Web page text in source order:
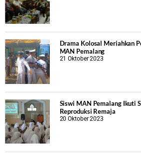
Drama Kolosal Meriahkan
MAN Pemalang
21 Oktober 2023
Siswi MAN Pemalang Ikuti
Reproduksi Remaja
20 Oktober 2023